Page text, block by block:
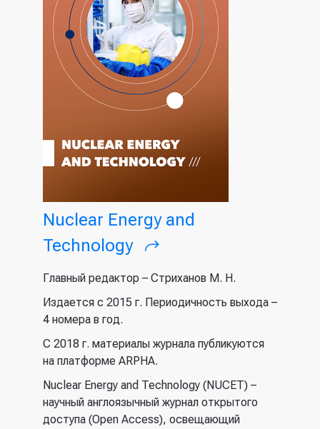
Nuclear Energy and
Technology
(внешняя
ссылка)
Главный редактор – Стриханов М. Н.
Издается с 2015 г. Периодичность выхода –
4 номера в год.
С 2018 г. материалы журнала публикуются
на платформе ARPHA.
Nuclear Energy and Technology (NUCET) –
научный англоязычный журнал открытого
доступа (Open Access), освещающий